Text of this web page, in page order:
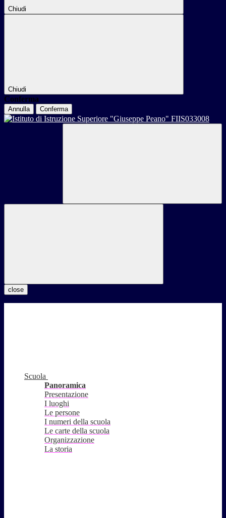
Chiudi
Chiudi
Conferma
Annulla Conferma
close
Scuola
Panoramica
Presentazione
I luoghi
Le persone
I numeri della scuola
Le carte della scuola
Organizzazione
La storia